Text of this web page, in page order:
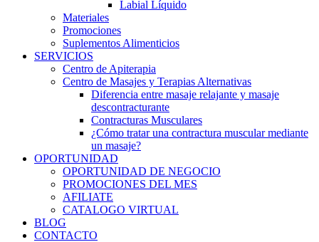
Labial Líquido
Materiales
Promociones
Suplementos Alimenticios
SERVICIOS
Centro de Apiterapia
Centro de Masajes y Terapias Alternativas
Diferencia entre masaje relajante y masaje
descontracturante
Contracturas Musculares
¿Cómo tratar una contractura muscular mediante
un masaje?
OPORTUNIDAD
OPORTUNIDAD DE NEGOCIO
PROMOCIONES DEL MES
AFILIATE
CATALOGO VIRTUAL
BLOG
CONTACTO